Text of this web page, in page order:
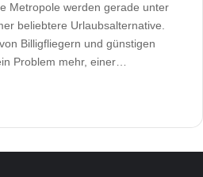
Metropole werden gerade unter
beliebtere Urlaubsalternative.
Billigfliegern und günstigen
Problem mehr, einer…